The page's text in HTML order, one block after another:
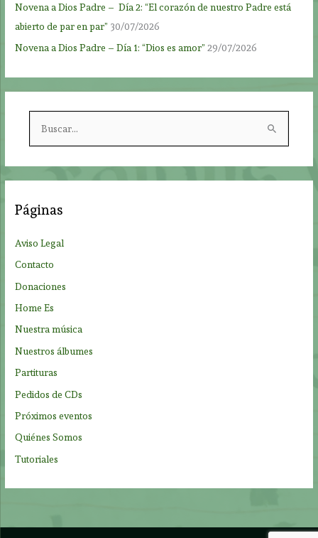
Novena a Dios Padre – Día 2: “El corazón de nuestro Padre está
abierto de par en par” 30/07/2026
Novena a Dios Padre – Día 1: “Dios es amor” 29/07/2026
c
r
:
Páginas
Aviso Legal
Contacto
Donaciones
Home Es
Nuestra música
Nuestros álbumes
Partituras
Pedidos de CDs
Próximos eventos
Quiénes Somos
Tutoriales